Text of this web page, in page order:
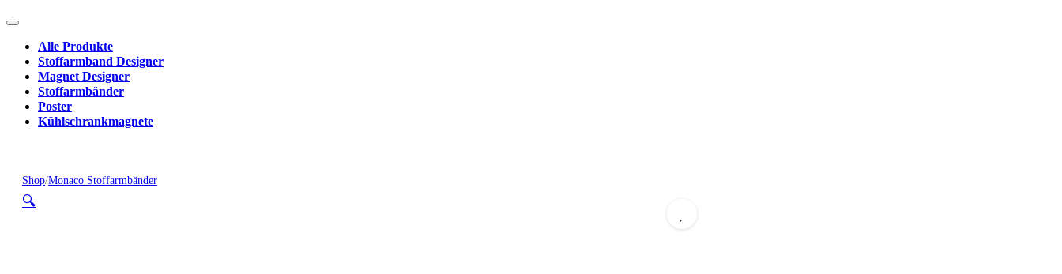
Alle Produkte
Stoffarmband Designer
Magnet Designer
Stoffarmbänder
Poster
Kühlschrankmagnete
Shop/Monaco Stoffarmbänder
🔍